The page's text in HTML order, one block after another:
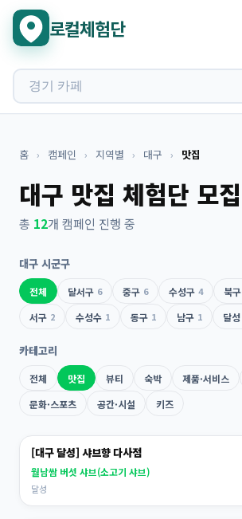
로컬체험단
홈 › 캠페인 › 지역별 › 대구 › 맛집
대구 맛집 체험단 모집
총 12개 캠페인 진행 중
대구 시군구
전체 달서구 6 중구 6 수성구 4 북구
서구 2 수성수 1 동구 1 남구 1 달성
카테고리
전체 맛집 뷰티 숙박 제품·서비스
문화·스포츠
공간·시설 키즈
[대구 달성] 샤브향 다사점
월남쌈 버섯 샤브(소고기 샤브)
달성